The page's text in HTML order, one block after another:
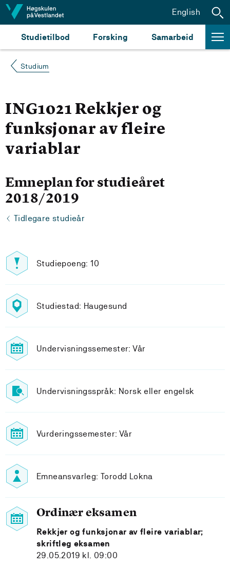
Hopp til innhald
Studietilbod Forsking Samarbeid
English
Studium
ING1021 Rekkjer og
funksjonar av fleire
variablar
Emneplan for studieåret
2018/2019
Tidlegare studieår
Studiepoeng: 10
Studiestad: Haugesund
Undervisningssemester: Vår
Undervisningsspråk: Norsk eller engelsk
Vurderingssemester: Vår
Emneansvarleg: Torodd Lokna
Ordinær eksamen
Rekkjer og funksjonar av fleire variablar;
skriftleg eksamen
29.05.2019 kl. 09:00